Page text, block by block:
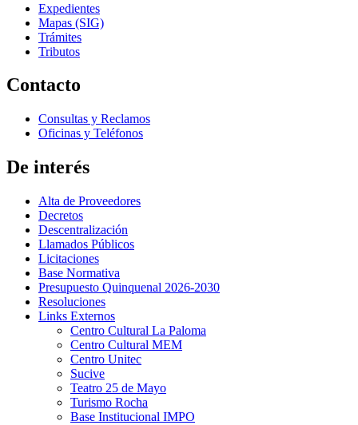
Expedientes
Mapas (SIG)
Trámites
Tributos
Contacto
Consultas y Reclamos
Oficinas y Teléfonos
De interés
Alta de Proveedores
Decretos
Descentralización
Llamados Públicos
Licitaciones
Base Normativa
Presupuesto Quinquenal 2026-2030
Resoluciones
Links Externos
Centro Cultural La Paloma
Centro Cultural MEM
Centro Unitec
Sucive
Teatro 25 de Mayo
Turismo Rocha
Base Institucional IMPO